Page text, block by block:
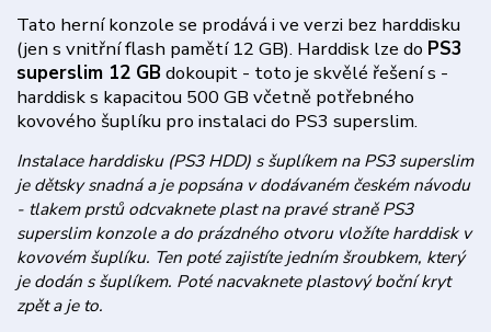
Tato herní konzole se prodává i ve verzi bez harddisku
(jen s vnitřní flash pamětí 12 GB). Harddisk lze do PS3
superslim 12 GB dokoupit - toto je skvělé řešení s -
harddisk s kapacitou 500 GB včetně potřebného
kovového šuplíku pro instalaci do PS3 superslim.
Instalace harddisku (PS3 HDD) s šuplíkem na PS3 superslim
je dětsky snadná a je popsána v dodávaném českém návodu
- tlakem prstů odcvaknete plast na pravé straně PS3
superslim konzole a do prázdného otvoru vložíte harddisk v
kovovém šuplíku. Ten poté zajistíte jedním šroubkem, který
je dodán s šuplíkem. Poté nacvaknete plastový boční kryt
zpět a je to.